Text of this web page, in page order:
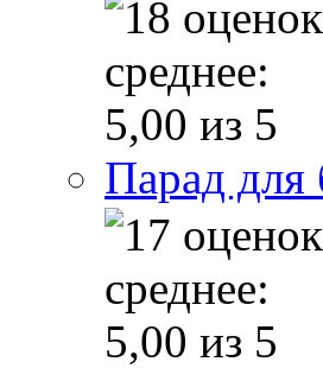
Парад для